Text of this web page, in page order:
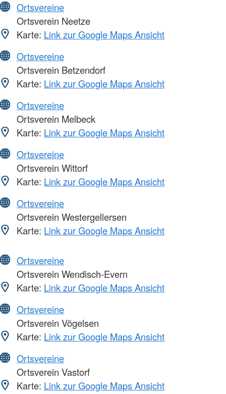
Ortsvereine
Ortsverein Neetze
Karte: Link zur Google Maps Ansicht
Ortsvereine
Ortsverein Betzendorf
Karte: Link zur Google Maps Ansicht
Ortsvereine
Ortsverein Melbeck
Karte: Link zur Google Maps Ansicht
Ortsvereine
Ortsverein Wittorf
Karte: Link zur Google Maps Ansicht
Ortsvereine
Ortsverein Westergellersen
Karte: Link zur Google Maps Ansicht
Ortsvereine
Ortsverein Wendisch-Evern
Karte: Link zur Google Maps Ansicht
Ortsvereine
Ortsverein Vögelsen
Karte: Link zur Google Maps Ansicht
Ortsvereine
Ortsverein Vastorf
Karte: Link zur Google Maps Ansicht